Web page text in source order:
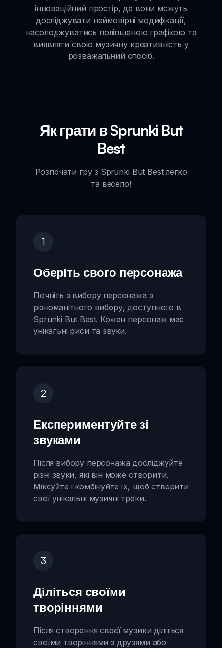
інноваційний простір, де вони можуть
досліджувати неймовірні модифікації,
насолоджуватись поліпшеною графікою та
виявляти свою музичну креативність у
розважальний спосіб.
Як грати в Sprunki But
Best
Розпочати гру з Sprunki But Best легко
та весело!
1
Оберіть свого персонажа
Почніть з вибору персонажа з
різноманітного вибору, доступного в
Sprunki But Best. Кожен персонаж має
унікальні риси та звуки.
2
Експериментуйте зі
звуками
Після вибору персонажа досліджуйте
різні звуки, які він може створити.
Міксуйте і комбінуйте їх, щоб створити
свої унікальні музичні треки.
3
Діліться своїми
творіннями
Після створення своєї музики діліться
своїми творіннями з друзями або